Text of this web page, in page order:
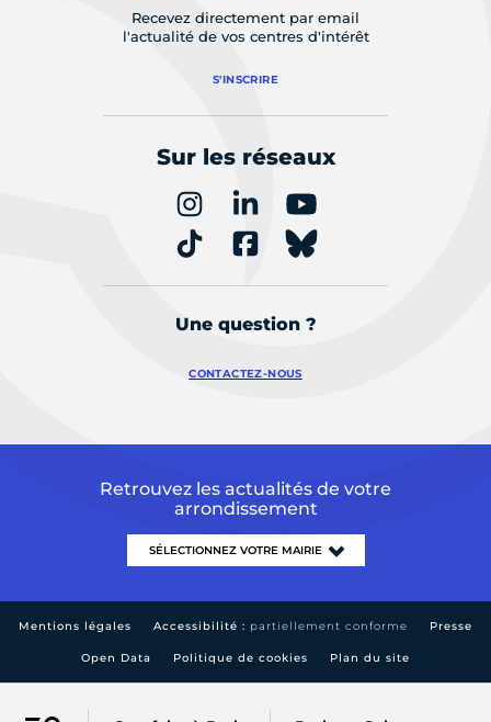
Recevez directement par email
l'actualité de vos centres d'intérêt
S'INSCRIRE
Sur les réseaux
Une question ?
CONTACTEZ-NOUS
Retrouvez les actualités de votre
arrondissement
Mentions légales Accessibilité : partiellement conforme Presse
Open Data Politique de cookies Plan du site